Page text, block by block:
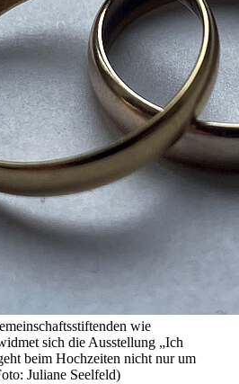
wie
sich die Ausstellung „Ich
beim Hochzeiten nicht nur um
Juliane Seelfeld)